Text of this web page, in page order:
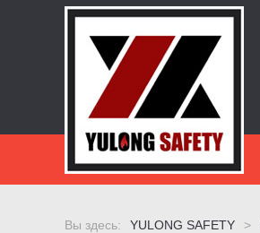
Вы здесь: YULONG SAFETY >